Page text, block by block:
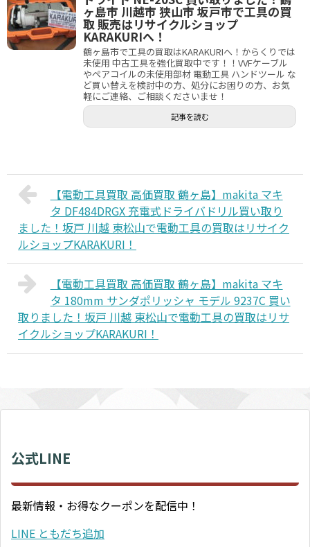
ヶ島市 川越市 狭山市 坂戸市で工具の買
取 販売はリサイクルショップ
KARAKURIへ！
鶴ヶ島市で工具の買取はKARAKURIへ！からくりでは
未使用 中古工具を強化買取中です！！VVFケーブル
やペアコイルの未使用部材 電動工具 ハンドツール な
ど買い替えを検討中の方、処分にお困りの方、お気
軽にご連絡、ご相談くださいませ！
記事を読む
【電動工具買取 高価買取 鶴ヶ島】makita マキ
タ DF484DRGX 充電式ドライバドリル買い取り
ました！坂戸 川越 東松山で電動工具の買取はリサイク
ルショップKARAKURI！
【電動工具買取 高価買取 鶴ヶ島】makita マキ
タ 180mm サンダポリッシャ モデル 9237C 買い
取りました！坂戸 川越 東松山で電動工具の買取はリサ
イクルショップKARAKURI！
公式LINE
最新情報・お得なクーポンを配信中！
LINE ともだち追加